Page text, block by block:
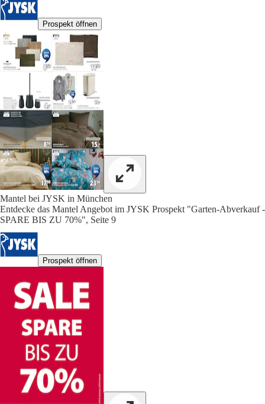
Prospekt öffnen
Mantel bei JYSK in München
Entdecke das Mantel Angebot im JYSK Prospekt "Garten-Abverkauf -
SPARE BIS ZU 70%", Seite 9
Prospekt öffnen